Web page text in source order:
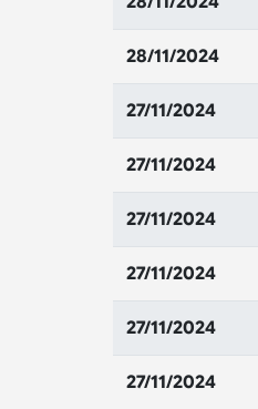
28/11/2024
27/11/2024
27/11/2024
27/11/2024
27/11/2024
27/11/2024
27/11/2024